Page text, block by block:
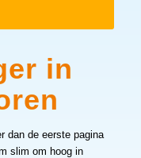
in
dan de eerste pagina
slim om hoog in